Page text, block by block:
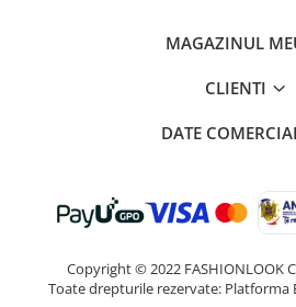
MAGAZINUL
CLIENTI
DATE
Copyright © 2022 FASHIONLOOK
Toate drepturile rezervate: Platforma